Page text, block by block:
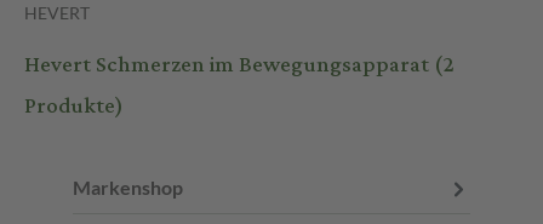
HEVERT
Hevert Schmerzen im Bewegungsapparat(2
Produkte)
Markenshop